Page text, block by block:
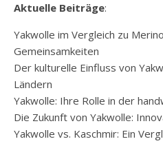
Aktuelle Beiträge:
Yakwolle im Vergleich zu
Gemeinsamkeiten
Der kulturelle Einfluss von
Ländern
Yakwolle: Ihre Rolle in der
Die Zukunft von Yakwolle:
Yakwolle vs. Kaschmir: Ein